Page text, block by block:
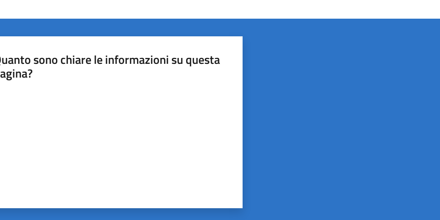
sono chiare le informazioni su questa